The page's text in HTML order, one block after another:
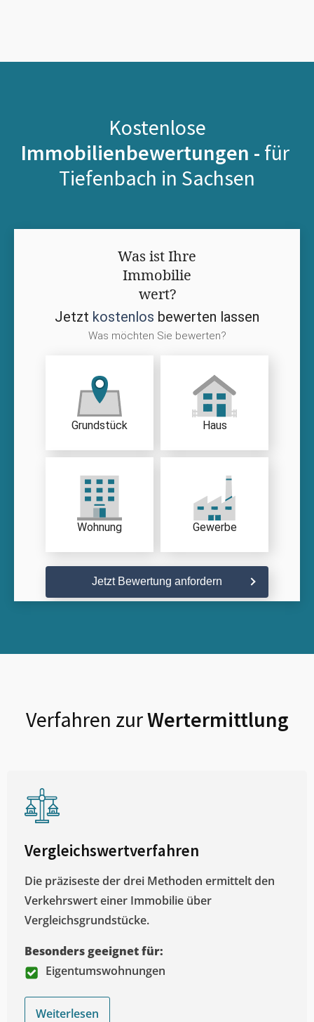
Kostenlose
Immobilienbewertungen - für
Tiefenbach in Sachsen
Was ist Ihre
Immobilie
wert?
Jetzt kostenlos bewerten lassen
Was möchten Sie bewerten?
Grundstück Haus
Wohnung Gewerbe
Jetzt Bewertung anfordern
Verfahren zurWertermittlung
Vergleichswertverfahren
Die präziseste der drei Methoden ermittelt den
Verkehrswert einer Immobilie über
Vergleichsgrundstücke.
Besonders geeignet für:
Eigentumswohnungen
Weiterlesen